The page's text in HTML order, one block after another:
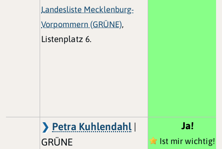
Landesliste Mecklenburg-
Vorpommern (GRÜNE),
Listenplatz 6.
Petra Kuhlendahl|
GRÜNE
Ja!
Ist mir wichtig!